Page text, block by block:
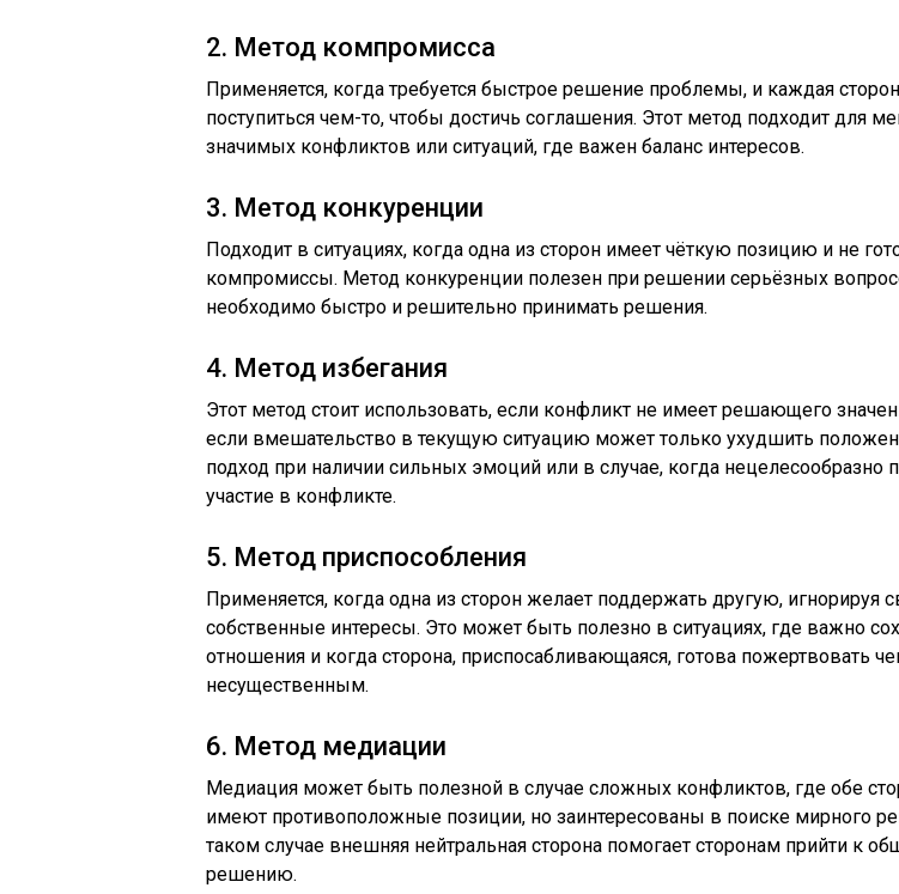
2. Метод компромисса
Применяется, когда требуется быстрое решение проблемы, и каждая
поступиться чем-то, чтобы достичь соглашения. Этот метод подходит для
значимых конфликтов или ситуаций, где важен баланс интересов.
3. Метод конкуренции
Подходит в ситуациях, когда одна из сторон имеет чёткую позицию и не
компромиссы. Метод конкуренции полезен при решении серьёзных
необходимо быстро и решительно принимать решения.
4. Метод избегания
Этот метод стоит использовать, если конфликт не имеет решающего
если вмешательство в текущую ситуацию может только ухудшить
подход при наличии сильных эмоций или в случае, когда нецелесообразно
участие в конфликте.
5. Метод приспособления
Применяется, когда одна из сторон желает поддержать другую, игнорируя
собственные интересы. Это может быть полезно в ситуациях, где важно
отношения и когда сторона, приспосабливающаяся, готова пожертвовать
несущественным.
6. Метод медиации
Медиация может быть полезной в случае сложных конфликтов, где обе
имеют противоположные позиции, но заинтересованы в поиске мирного
таком случае внешняя нейтральная сторона помогает сторонам прийти к
решению.